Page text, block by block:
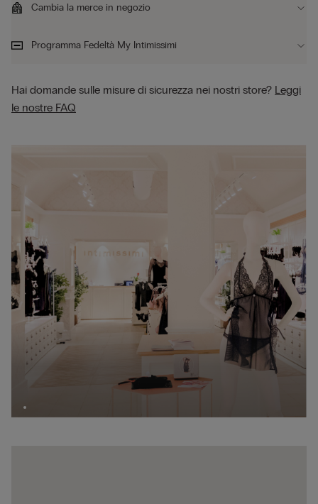
Cambia la merce in negozio
Programma Fedeltà My Intimissimi
Hai domande sulle misure di sicurezza nei nostri store? Leggi
le nostre FAQ